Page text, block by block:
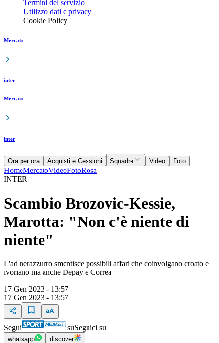
Termini del servizio
Utilizzo dati e privacy
Cookie Policy
Mercato
inter
Mercato
inter
Ora per ora Acquisti e Cessioni Squadre Video Foto
HomeMercatoVideoFotoRosa
INTER
Scambio Brozovic-Kessie,
Marotta: "Non c'è niente di
niente"
L'ad nerazzurro smentisce possibili affari che coinvolgano croato e
ivoriano ma anche Depay e Correa
17 Gen 2023 - 13:57
17 Gen 2023 - 13:57
Segui suSeguici su
whatsapp discover